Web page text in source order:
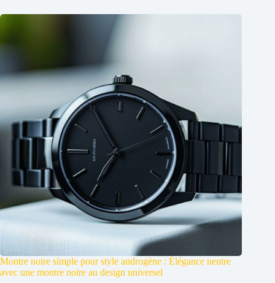
Montre noire simple pour style androgène : Élégance neutre
avec une montre noire au design universel